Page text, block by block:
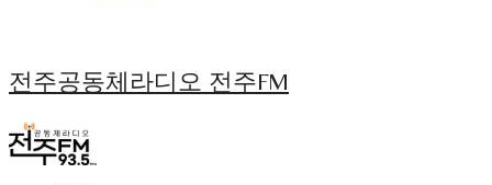
전주공동체라디오 전주FM